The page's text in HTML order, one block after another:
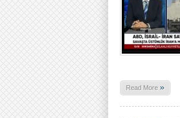
Read More »